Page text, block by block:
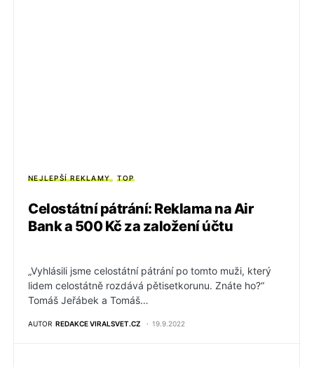
NEJLEPŠÍ REKLAMY TOP
Celostátní pátrání: Reklama na Air
Bank a 500 Kč za založení účtu
„Vyhlásili jsme celostátní pátrání po tomto muži, který
lidem celostátně rozdává pětisetkorunu. Znáte ho?“
Tomáš Jeřábek a Tomáš…
AUTOR REDAKCE VIRALSVET.CZ 19.9.2022